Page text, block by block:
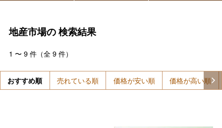
地産市場の検索結果
1 〜 9件（全 9件）
おすすめ順 売れている順 価格が安い順 価格が高い順